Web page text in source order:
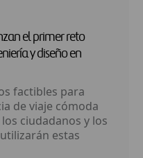
el primer reto
y diseño en
factibles para
de viaje cómoda
ciudadanos y los
estas